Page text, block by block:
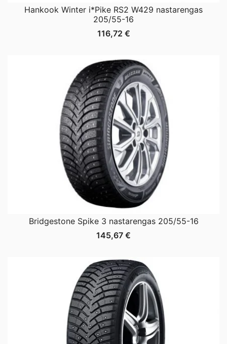
Hankook Winter i*Pike RS2 W429 nastarengas
205/55-16
116,72 €
Bridgestone Spike 3 nastarengas 205/55-16
145,67 €